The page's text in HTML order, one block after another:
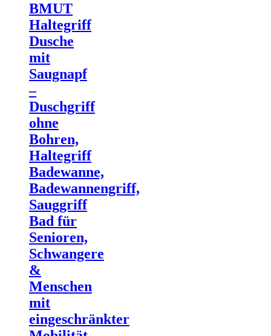
BMUT
Haltegriff
Dusche
mit
Saugnapf
–
Duschgriff
ohne
Bohren,
Haltegriff
Badewanne,
Badewannengriff,
Sauggriff
Bad für
Senioren,
Schwangere
&
Menschen
mit
eingeschränkter